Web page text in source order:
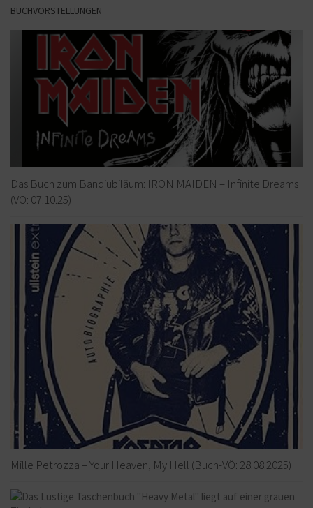
BUCHVORSTELLUNGEN
Das Buch zum Bandjubiläum: IRON MAIDEN – Infinite Dreams
(VÖ: 07.10.25)
Mille Petrozza – Your Heaven, My Hell (Buch-VÖ: 28.08.2025)